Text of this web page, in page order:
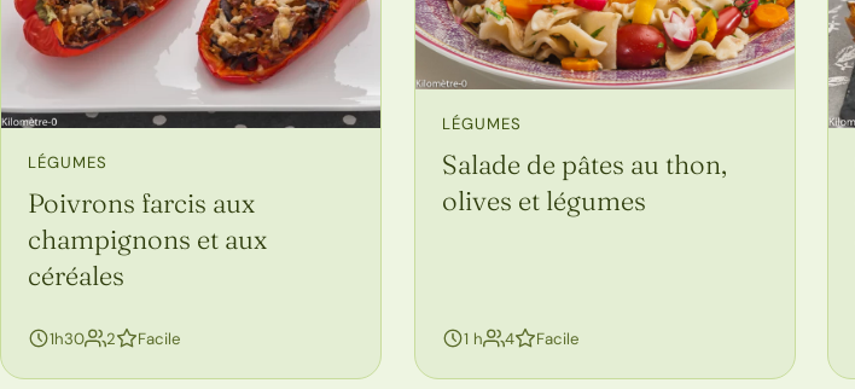
LÉGUMES
Poivrons farcis aux
champignons et aux
céréales
1h30 2personnes
Facile
LÉGUMES
Salade de pâtes au thon,
olives et légumes
1 h 4personnes
Facile